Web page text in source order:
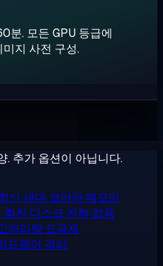
분. 모든 GPU 등급에
지 사전 구성.
. 추가 옵션이 아닙니다.
신 세대 코어와 메모리
회전 디스크 전혀 없음
처리량 요금제
드웨어 격리